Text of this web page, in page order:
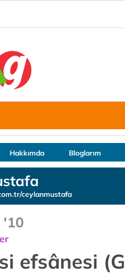
Hakkımda Bloglarım
ceylanmustafa
'10
efsânesi